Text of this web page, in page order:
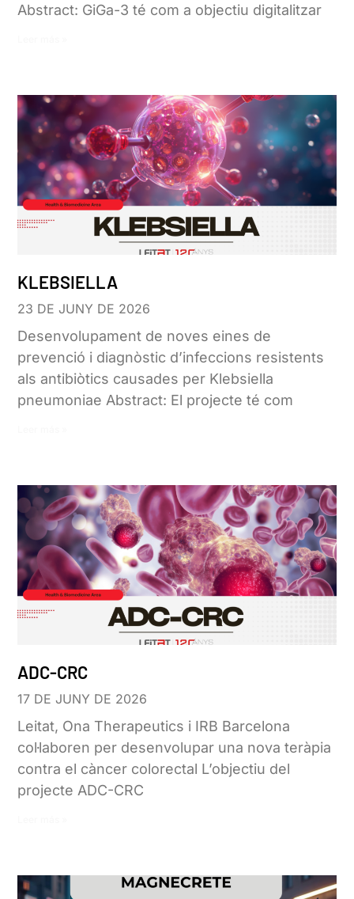
Abstract: GiGa-3 té com a objectiu digitalitzar
KLEBSIELLA
23 DE JUNY DE 2026
Desenvolupament de noves eines de
prevenció i diagnòstic d’infeccions resistents
als antibiòtics causades per Klebsiella
pneumoniae Abstract: El projecte té com
ADC-CRC
17 DE JUNY DE 2026
Leitat, Ona Therapeutics i IRB Barcelona
col·laboren per desenvolupar una nova teràpia
contra el càncer colorectal L’objectiu del
projecte ADC-CRC